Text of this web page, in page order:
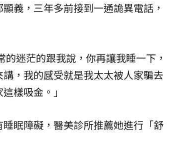
義，三年多前接到一通詭異電話，
迷茫的跟我說，你再讓我睡一下，
，我的感受就是我太太被人家騙去
樣吸金。」
眠障礙，醫美診所推薦她進行「舒